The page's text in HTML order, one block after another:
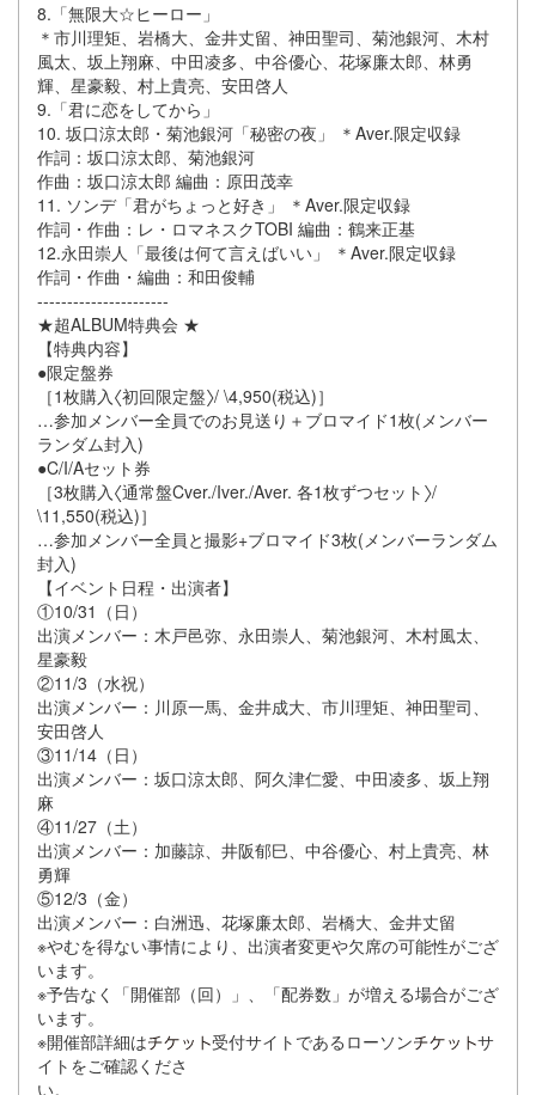
8.「無限⼤☆ヒーロー」
＊市川理矩、岩橋⼤、⾦井丈留、神⽥聖司、菊池銀河、⽊村
⾵太、坂上翔⿇、中⽥凌多、中⾕優⼼、花塚廉太郎、林勇
輝、星豪毅、村上貴亮、安⽥啓⼈
9.「君に恋をしてから」
10. 坂⼝涼太郎・菊池銀河「秘密の夜」 ＊Aver.限定収録
作詞：坂⼝涼太郎、菊池銀河
作曲：坂⼝涼太郎 編曲：原⽥茂幸
11. ソンデ「君がちょっと好き」 ＊Aver.限定収録
作詞・作曲：レ・ロマネスクTOBI 編曲：鶴来正基
12.永⽥崇⼈「最後は何て⾔えばいい」 ＊Aver.限定収録
作詞・作曲・編曲：和⽥俊輔
----------------------
★超ALBUM特典会 ★
【特典内容】
●限定盤券
［1枚購⼊〈初回限定盤〉/ \4,950(税込)］
…参加メンバー全員でのお⾒送り＋ブロマイド1枚(メンバー
ランダム封⼊)
●C/I/Aセット券
［3枚購⼊〈通常盤Cver./Iver./Aver. 各1枚ずつセット〉/
\11,550(税込)］
…参加メンバー全員と撮影+ブロマイド3枚(メンバーランダム
封⼊)
【イベント⽇程・出演者】
①10/31（⽇）
出演メンバー：木戸邑弥、永田崇人、菊池銀河、木村風太、
星豪毅
②11/3（⽔祝）
出演メンバー：川原一馬、金井成大、市川理矩、神田聖司、
安田啓人
③11/14（⽇）
出演メンバー：坂口涼太郎、阿久津仁愛、中田凌多、坂上翔
麻
④11/27（⼟）
出演メンバー：加藤諒、井阪郁巳、中谷優心、村上貴亮、林
勇輝
⑤12/3（⾦）
出演メンバー：白洲迅、花塚廉太郎、岩橋大、金井丈留
※やむを得ない事情により、出演者変更や⽋席の可能性がござ
います。
※予告なく「開催部（回）」、「配券数」が増える場合がござ
います。
※開催部詳細は
受付サイトであるローソン
サ
イトをご確認くださ
い。